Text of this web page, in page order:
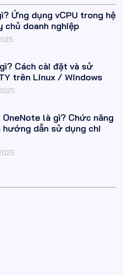
Ứng dụng vCPU trong hệ
chủ doanh nghiệp
Cách cài đặt và sử
trên Linux / Windows
là gì? Chức năng
hướng dẫn sử dụng chi